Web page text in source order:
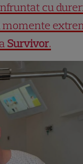
cu
Survivor.